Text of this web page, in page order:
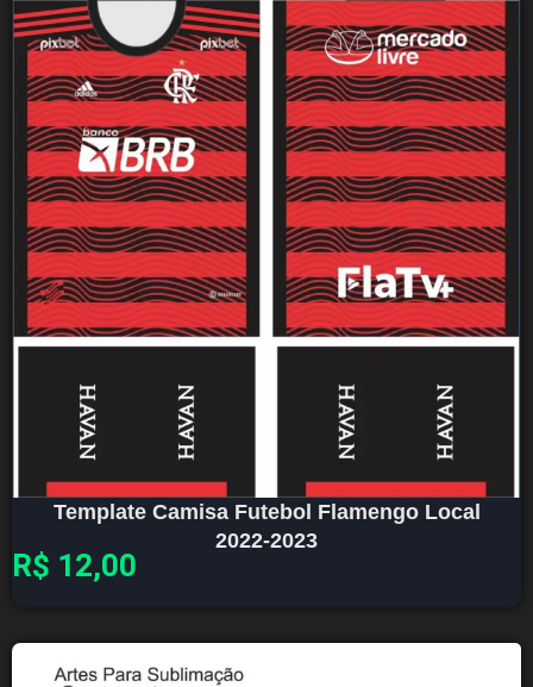
Template Camisa Futebol Flamengo Local
2022-2023
R$ 12,00